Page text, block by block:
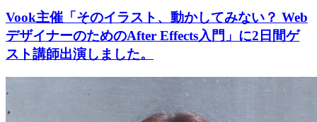
Vook主催「そのイラスト、動かしてみない？ Web
デザイナーのためのAfter Effects入門」に2日間ゲ
スト講師出演しました。